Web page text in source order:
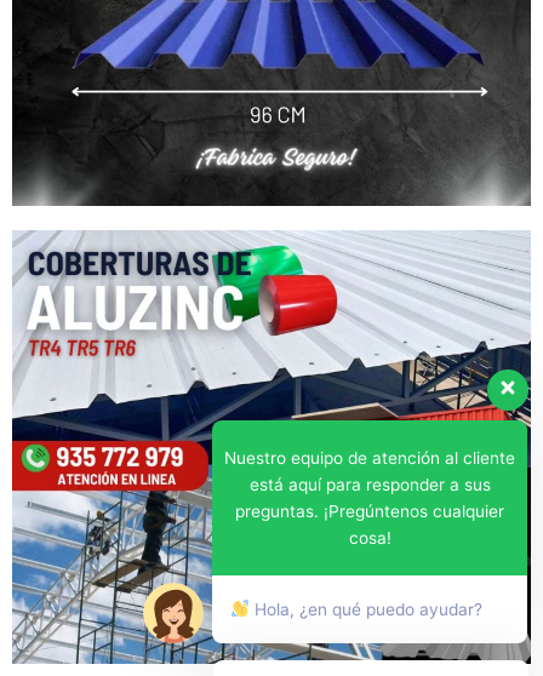
Nuestro equipo de atención al cliente
está aquí para responder a sus
preguntas. ¡Pregúntenos cualquier
cosa!
Hola, ¿en qué puedo ayudar?